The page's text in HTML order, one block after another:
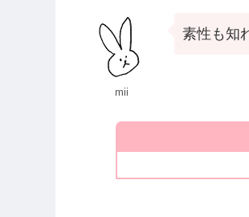
mii
素性も知